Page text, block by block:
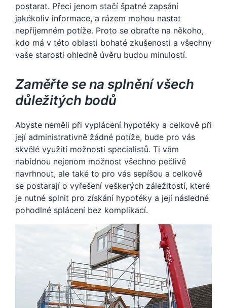
postarat. Přeci jenom stačí špatné zapsání
jakékoliv informace, a rázem mohou nastat
nepříjemném potíže. Proto se obraťte na někoho,
kdo má v této oblasti bohaté zkušenosti a všechny
vaše starosti ohledně úvěru budou minulostí.
Zaměřte se na splnění všech
důležitých bodů
Abyste neměli při vyplácení hypotéky a celkově při
její administrativně žádné potíže, bude pro vás
skvělé využití možnosti specialistů. Ti vám
nabídnou nejenom možnost všechno pečlivě
navrhnout, ale také to pro vás sepíšou a celkově
se postarají o vyřešení veškerých záležitostí, které
je nutné splnit pro získání hypotéky a její následné
pohodlné splácení bez komplikací.